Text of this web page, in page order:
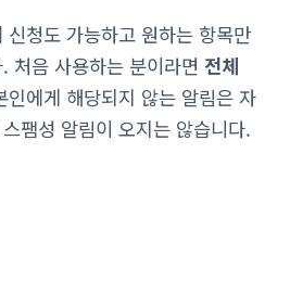
신청도 가능하고 원하는 항목만
처음 사용하는 분이라면 전체
인에게 해당되지 않는 알림은 자
팸성 알림이 오지는 않습니다.